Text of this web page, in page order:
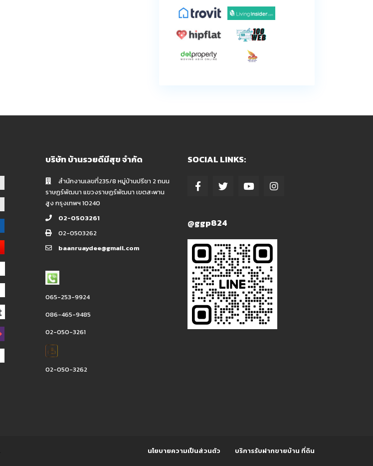
บริษัท บ้านรวยดีมีสุข จำกัด
สำนักงานเลขที่235/8 หมู่บ้านปรีชา 2 ถนน
ราษฏร์พัฒนา แขวงราษฏร์พัฒนา เขตสะพาน
สูง กรุงเทพฯ 10240
02-0503261
02-0503262
baanruaydee@gmail.com
065-253-9924
086-465-9485
02-050-3261
02-050-3262
SOCIAL LINKS:
@ggp824
นโยบายความเป็นส่วนตัว บริการรับฝากขายบ้าน ที่ดิน